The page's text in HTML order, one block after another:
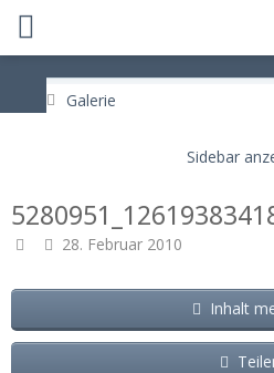
Galerie
28. Februar 2010
Inhalt